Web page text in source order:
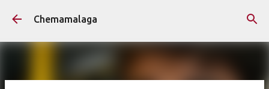
Ir al contenido principal
Chemamalaga